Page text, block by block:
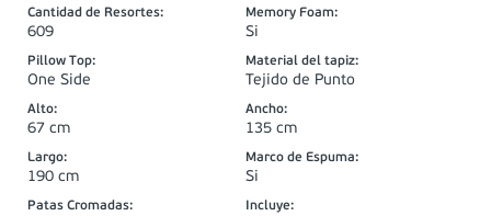
Cantidad de Resortes:
609
Memory Foam:
Si
Pillow Top:
One Side
Material del tapiz:
Tejido de Punto
Alto:
67 cm
Ancho:
135 cm
Largo:
190 cm
Marco de Espuma:
Si
Patas Cromadas: Incluye: